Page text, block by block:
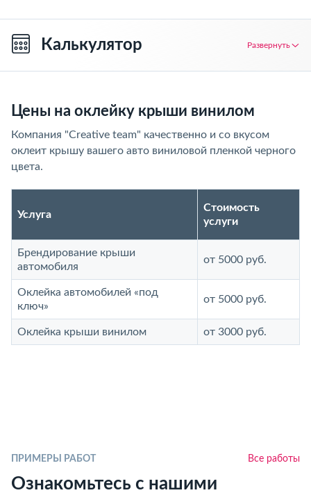
Калькулятор Развернуть
Цены на оклейку крыши винилом
Компания "Creative team" качественно и со вкусом
оклеит крышу вашего авто виниловой пленкой черного
цвета.
Услуга
Стоимость
услуги
Брендирование крыши
автомобиля
от 5000 руб.
Оклейка автомобилей «под
ключ»
от 5000 руб.
Оклейка крыши винилом от 3000 руб.
ПРИМЕРЫ РАБОТ Все работы
Ознакомьтесь с нашими